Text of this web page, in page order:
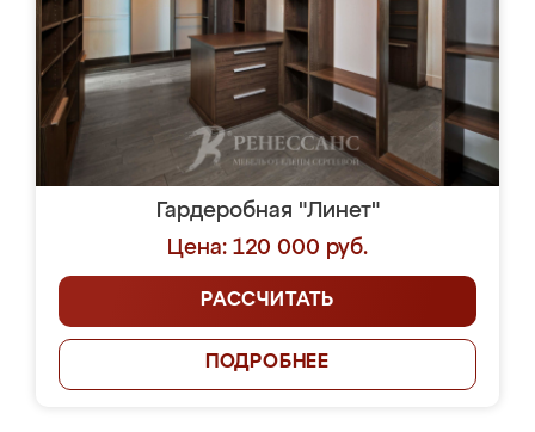
Гардеробная "Линет"
Цена: 120 000 руб.
РАССЧИТАТЬ
ПОДРОБНЕЕ